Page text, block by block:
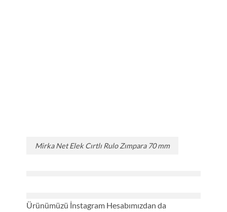
Mirka Net Elek Cırtlı Rulo Zımpara 70 mm
Ürünümüzü İnstagram Hesabımızdan da